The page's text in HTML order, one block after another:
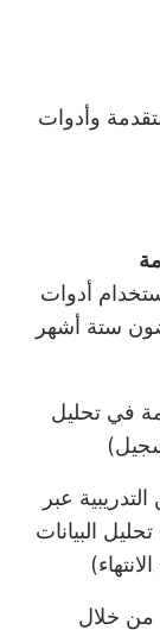
وأدوات
أدوات
ستة أشهر
في تحليل
عبر
البيانات
من خلال